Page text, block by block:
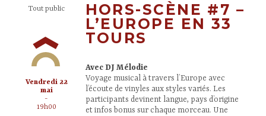
Tout public
vendredi 22
mai
-
19h00
HORS-SCÈNE #7 –
L’EUROPE EN 33
TOURS
Avec DJ Mélodie
Voyage musical à travers l’Europe avec
l’écoute de vinyles aux styles variés. Les
participants devinent langue, pays d’origine
et infos bonus sur chaque morceau. Une